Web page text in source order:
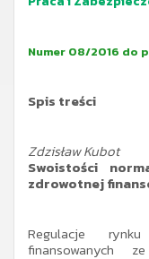
Numer 08/2016 do
Spis treści
Zdzisław Kubot
Swoistości
zdrowotnej
Regulacje
finansowanych